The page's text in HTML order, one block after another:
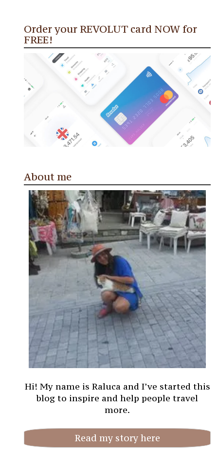
Order your REVOLUT card NOW for
FREE!
About me
Hi! My name is Raluca and I’ve started this
blog to inspire and help people travel
more.
Read my story here